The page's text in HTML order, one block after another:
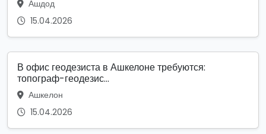
Ашдод
15.04.2026
В офис геодезиста в Ашкелоне требуются:
топограф-геодезис...
Ашкелон
15.04.2026